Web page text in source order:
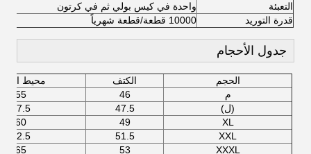
التعبئة
واحدة في كيس بولي ثم في كرتون
قدرة التوريد
10000 قطعة/قطعة شهرياً
جدول الأحجام
الحجم الكتف
محيط
م
46
55
(ل)
47.5
57.5
XL
49
60
XXL
51.5
62.5
XXXL
53
65